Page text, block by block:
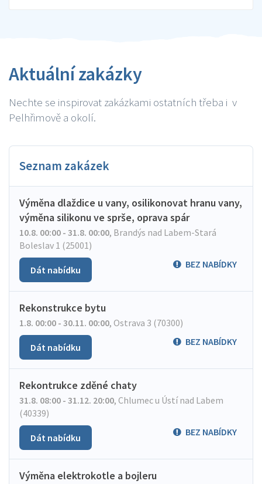
Aktuální zakázky
Nechte se inspirovat zakázkami ostatních třeba i v
Pelhřimově a okolí.
Seznam zakázek
Výměna dlaždice u vany, osilikonovat hranu vany,
výměna silikonu ve sprše, oprava spár
10.8. 00:00 - 31.8. 00:00, Brandýs nad Labem-Stará
Boleslav 1 (25001)
BEZ NABÍDKY
Dát nabídku
Rekonstrukce bytu
1.8. 00:00 - 30.11. 00:00, Ostrava 3 (70300)
BEZ NABÍDKY
Dát nabídku
Rekontrukce zděné chaty
31.8. 08:00 - 31.12. 20:00, Chlumec u Ústí nad Labem
(40339)
BEZ NABÍDKY
Dát nabídku
Výměna elektrokotle a bojleru